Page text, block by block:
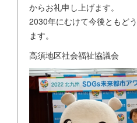
からお礼申し上げます。
2030年にむけて今後ともど
ます。
高須地区社会福祉協議会